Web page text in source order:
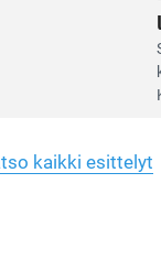
kaikki esittelyt